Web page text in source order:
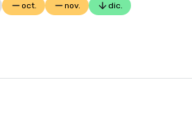
oct. nov. dic.